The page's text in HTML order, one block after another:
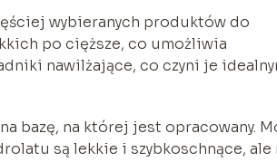
wybieranych produktów do
po cięższe, co umożliwia
nawilżające, co czyni je
bazę, na której jest opracowany.
są lekkie i szybkoschnące, ale